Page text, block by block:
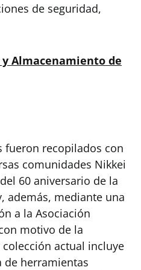
de seguridad,
Almacenamiento de
fueron recopilados con
comunidades Nikkei
60 aniversario de la
además, mediante una
a la Asociación
motivo de la
actual incluye
de herramientas